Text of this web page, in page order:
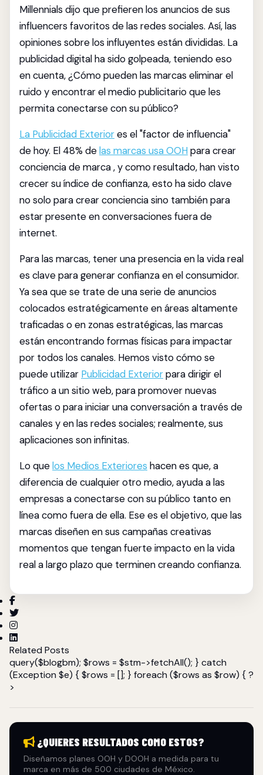
Millennials dijo que prefieren los anuncios de sus
influencers favoritos de las redes sociales. Así, las
opiniones sobre los influyentes están divididas. La
publicidad digital ha sido golpeada, teniendo eso
en cuenta, ¿Cómo pueden las marcas eliminar el
ruido y encontrar el medio publicitario que les
permita conectarse con su público?
La Publicidad Exteriores el "factor de influencia"
de hoy. El 48% delas marcas usa OOHpara crear
conciencia de marca , y como resultado, han visto
crecer su índice de confianza, esto ha sido clave
no solo para crear conciencia sino también para
estar presente en conversaciones fuera de
internet.
Para las marcas, tener una presencia en la vida real
es clave para generar confianza en el consumidor.
Ya sea que se trate de una serie de anuncios
colocados estratégicamente en áreas altamente
traficadas o en zonas estratégicas, las marcas
están encontrando formas físicas para impactar
por todos los canales. Hemos visto cómo se
puede utilizar Publicidad Exteriorpara dirigir el
tráfico a un sitio web, para promover nuevas
ofertas o para iniciar una conversación a través de
canales y en las redes sociales; realmente, sus
aplicaciones son infinitas.
Lo quelos Medios Exteriores hacen es que, a
diferencia de cualquier otro medio, ayuda a las
empresas a conectarse con su público tanto en
línea como fuera de ella. Ese es el objetivo, que las
marcas diseñen en sus campañas creativas
momentos que tengan fuerte impacto en la vida
real a largo plazo que terminen creando confianza.
Related Posts
query($blogbm); $rows = $stm->fetchAll(); } catch
(Exception $e) { $rows = []; } foreach ($rows as $row) { ?
>
¿QUIERES RESULTADOS COMO ESTOS?
Diseñamos planes OOH y DOOH a medida para tu
marca en más de 500 ciudades de México.